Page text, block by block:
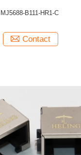
MJ5688-B111-HR1-C
Contact